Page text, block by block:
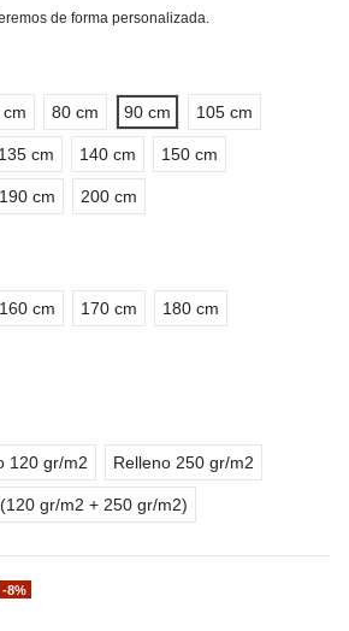
de forma personalizada.
80 cm 90 cm 105 cm
135 cm 140 cm 150 cm
190 cm 200 cm
160 cm 170 cm 180 cm
120 gr/m2 Relleno 250 gr/m2
gr/m2 + 250 gr/m2)
-8%